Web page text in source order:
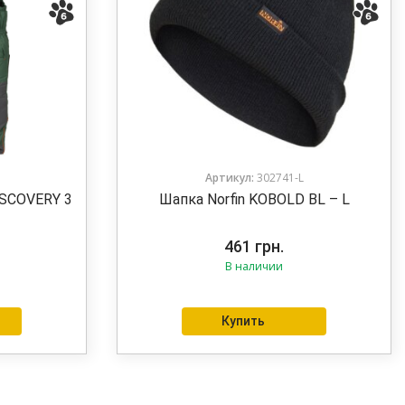
3
Артикул: 302741-L
Шапка Norfin KOBOLD BL – L
461 грн.
В наличии
Купить